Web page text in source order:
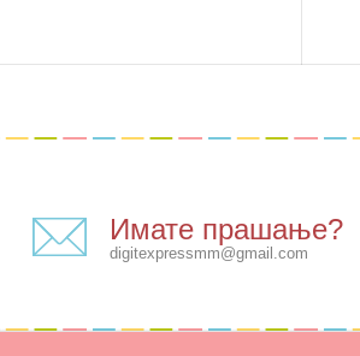
Имате прашање?
digitexpressmm@gmail.com